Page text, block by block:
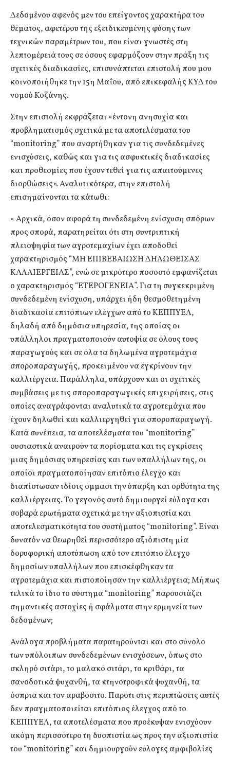
Δεδομένου αφενός μεν του επείγοντος χαρακτήρα του
θέματος, αφετέρου της εξειδικευμένης φύσης των
τεχνικών παραμέτρων του, που είναι γνωστές στη
λεπτομέρειά τους σε όσους εφαρμόζουν στην πράξη τις
σχετικές διαδικασίες, επισυνάπτεται επιστολή που μου
κοινοποιήθηκε την 15η Μαΐου, από επικεφαλής ΚΥΔ του
νομού Κοζάνης.
Στην επιστολή εκφράζεται «έντονη ανησυχία και
προβληματισμός σχετικά με τα αποτελέσματα του
“monitoring” που αναρτήθηκαν για τις συνδεδεμένες
ενισχύσεις, καθώς και για τις ασφυκτικές διαδικασίες
και προθεσμίες που έχουν τεθεί για τις απαιτούμενες
διορθώσεις». Αναλυτικότερα, στην επιστολή
επισημαίνονται τα κάτωθι:
« Αρχικά, όσον αφορά τη συνδεδεμένη ενίσχυση σπόρων
προς σπορά, παρατηρείται ότι στη συντριπτική
πλειοψηφία των αγροτεμαχίων έχει αποδοθεί
χαρακτηρισμός “ΜΗ ΕΠΙΒΕΒΑΙΩΣΗ ΔΗΛΩΘΕΙΣΑΣ
ΚΑΛΛΙΕΡΓΕΙΑΣ”, ενώ σε μικρότερο ποσοστό εμφανίζεται
ο χαρακτηρισμός “ΕΤΕΡΟΓΕΝΕΙΑ”. Για τη συγκεκριμένη
συνδεδεμένη ενίσχυση, υπάρχει ήδη θεσμοθετημένη
διαδικασία επιτόπιων ελέγχων από το ΚΕΠΠΥΕΛ,
δηλαδή από δημόσια υπηρεσία, της οποίας οι
υπάλληλοι πραγματοποιούν αυτοψία σε όλους τους
παραγωγούς και σε όλα τα δηλωμένα αγροτεμάχια
σποροπαραγωγής, προκειμένου να εγκρίνουν την
καλλιέργεια. Παράλληλα, υπάρχουν και οι σχετικές
συμβάσεις με τις σποροπαραγωγικές επιχειρήσεις, στις
οποίες αναγράφονται αναλυτικά τα αγροτεμάχια που
έχουν δηλωθεί και καλλιεργηθεί για σποροπαραγωγή.
Κατά συνέπεια, τα αποτελέσματα του “monitoring”
ουσιαστικά αναιρούν τα πορίσματα και τις εγκρίσεις
μιας δημόσιας υπηρεσίας και των υπαλλήλων της, οι
οποίοι πραγματοποίησαν επιτόπιο έλεγχο και
διαπίστωσαν ιδίοις όμμασι την ύπαρξη και ορθότητα της
καλλιέργειας. Το γεγονός αυτό δημιουργεί εύλογα και
σοβαρά ερωτήματα σχετικά με την αξιοπιστία και
αποτελεσματικότητα του συστήματος “monitoring”. Είναι
δυνατόν να θεωρηθεί περισσότερο αξιόπιστη μία
δορυφορική αποτύπωση από τον επιτόπιο έλεγχο
δημοσίων υπαλλήλων που επισκέφθηκαν τα
αγροτεμάχια και πιστοποίησαν την καλλιέργεια; Μήπως
τελικά το ίδιο το σύστημα “monitoring” παρουσιάζει
σημαντικές αστοχίες ή σφάλματα στην ερμηνεία των
δεδομένων;
Ανάλογα προβλήματα παρατηρούνται και στο σύνολο
των υπόλοιπων συνδεδεμένων ενισχύσεων, όπως στο
σκληρό σιτάρι, το μαλακό σιτάρι, το κριθάρι, τα
σανοδοτικά ψυχανθή, τα κτηνοτροφικά ψυχανθή, τα
όσπρια και τον αραβόσιτο. Παρότι στις περιπτώσεις αυτές
δεν πραγματοποιείται επιτόπιος έλεγχος από το
ΚΕΠΠΥΕΛ, τα αποτελέσματα που προέκυψαν ενισχύουν
ακόμη περισσότερο τη δυσπιστία ως προς την αξιοπιστία
του “monitoring” και δημιουργούν εύλογες αμφιβολίες